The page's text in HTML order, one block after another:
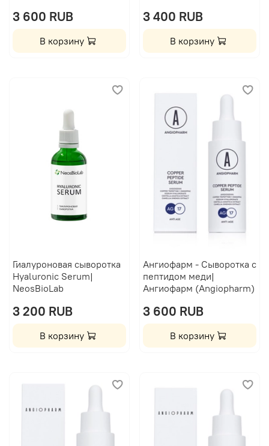
3 600 RUB
В корзину
3 400 RUB
В корзину
Гиалуроновая сыворотка
Hyaluronic Serum|
NeosBioLab
3 200 RUB
В корзину
Ангиофарм - Сыворотка с
пептидом меди|
Ангиофарм (Angiopharm)
3 600 RUB
В корзину